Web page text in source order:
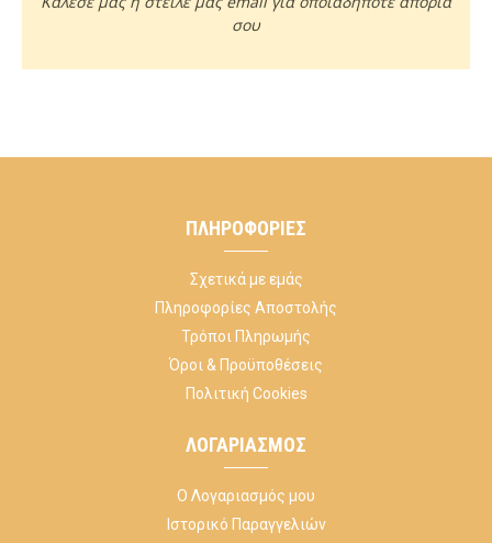
σου
ΠΛΗΡΟΦΟΡΊΕΣ
Σχετικά με εμάς
Πληροφορίες Αποστολής
Τρόποι Πληρωμής
Όροι & Προϋποθέσεις
Πολιτική Cookies
ΛΟΓΑΡΙΑΣΜΌΣ
Ο Λογαριασμός μου
Ιστορικό Παραγγελιών